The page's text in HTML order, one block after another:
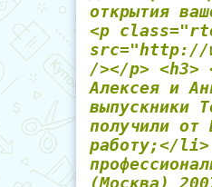
открытия
<p
src="http://
/></p> <h3>
Алексея и
выпускники
получили от
работу;</li>
(Москва)